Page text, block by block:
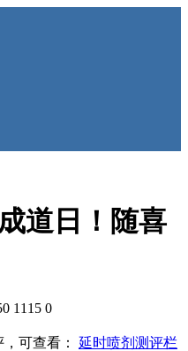
道日！随喜
1115 0
可查看： 延时喷剂测评栏